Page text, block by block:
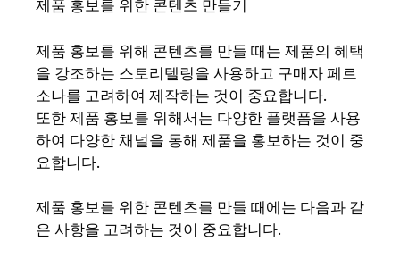
제품 홍보를 위한 콘텐츠 만들기
제품 홍보를 위해 콘텐츠를 만들 때는 제품의 혜택
을 강조하는 스토리텔링을 사용하고 구매자 페르
소나를 고려하여 제작하는 것이 중요합니다.
또한 제품 홍보를 위해서는 다양한 플랫폼을 사용
하여 다양한 채널을 통해 제품을 홍보하는 것이 중
요합니다.
제품 홍보를 위한 콘텐츠를 만들 때에는 다음과 같
은 사항을 고려하는 것이 중요합니다.